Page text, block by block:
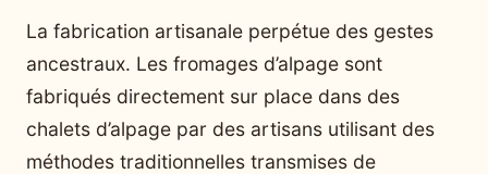
La fabrication artisanale perpétue des gestes
ancestraux. Les fromages d’alpage sont
fabriqués directement sur place dans des
chalets d’alpage par des artisans utilisant des
méthodes traditionnelles transmises de